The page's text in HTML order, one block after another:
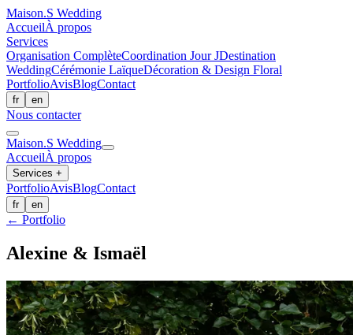
Maison.S Wedding
AccueilÀ propos
Services
Organisation ComplèteCoordination Jour JDestination
WeddingCérémonie LaïqueDécoration & Design Floral
PortfolioAvisBlogContact
fr en
Nous contacter
Maison.S Wedding
AccueilÀ propos
Services +
PortfolioAvisBlogContact
fr en
← Portfolio
Alexine & Ismaël